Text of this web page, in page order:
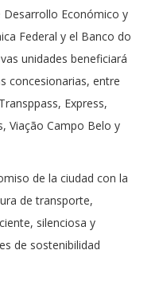
Económico y
Federal y el Banco do
unidades beneficiará
concesionarias, entre
Express,
Viação Campo Belo y
de la ciudad con la
de transporte,
silenciosa y
de sostenibilidad